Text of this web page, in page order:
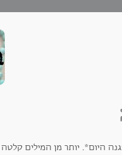
היום*. יותר מן המילים